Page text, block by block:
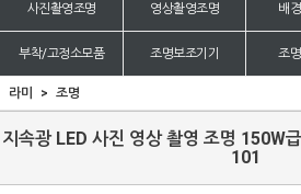
사진촬영조명 영상촬영조명 배
부착/고정소모품 조명보조기기 조
라미 조명
지속광 LED 사진 영상 촬영 조명 150W
101